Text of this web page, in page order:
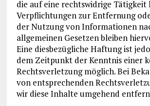
die auf eine rechtswidrige Tätigkeit
Verpflichtungen zur Entfernung
der Nutzung von Informationen
allgemeinen Gesetzen bleiben
Eine diesbezügliche Haftung ist
dem Zeitpunkt der Kenntnis einer
Rechtsverletzung möglich. Bei
von entsprechenden
wir diese Inhalte umgehend